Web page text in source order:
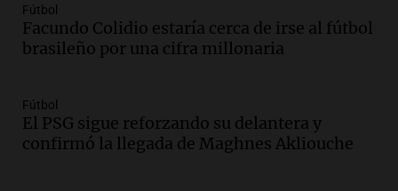
tras condiciones invernales
Panorama Federal
Episodios
distraídos: ¿Qué pasa con un niño
cuando el padre mira mucho el teléfono?
Educar entre todos
Fútbol
Facundo Colidio estaría cerca de irse al fútbol
brasileño por una cifra millonaria
Fútbol
El PSG sigue reforzando su delantera y
confirmó la llegada de Maghnes Akliouche